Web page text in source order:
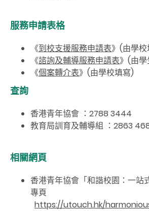
服務申請表格
《到校支援服務申請表》 (由學
《諮詢及輔導服務申請表》(由
《個案轉介表》(由學校填寫)
查詢
香港青年協會 ：2788 3444
教育局訓育及輔導組 ：2863
相關網頁
香港青年協會「和諧校園：一站
專
https://utouch.hk/